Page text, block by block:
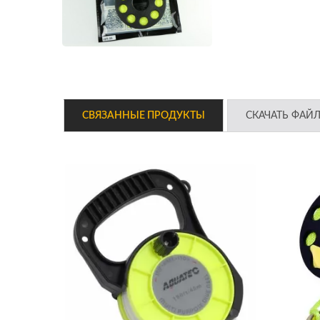
СВЯЗАННЫЕ ПРОДУКТЫ СКАЧАТЬ